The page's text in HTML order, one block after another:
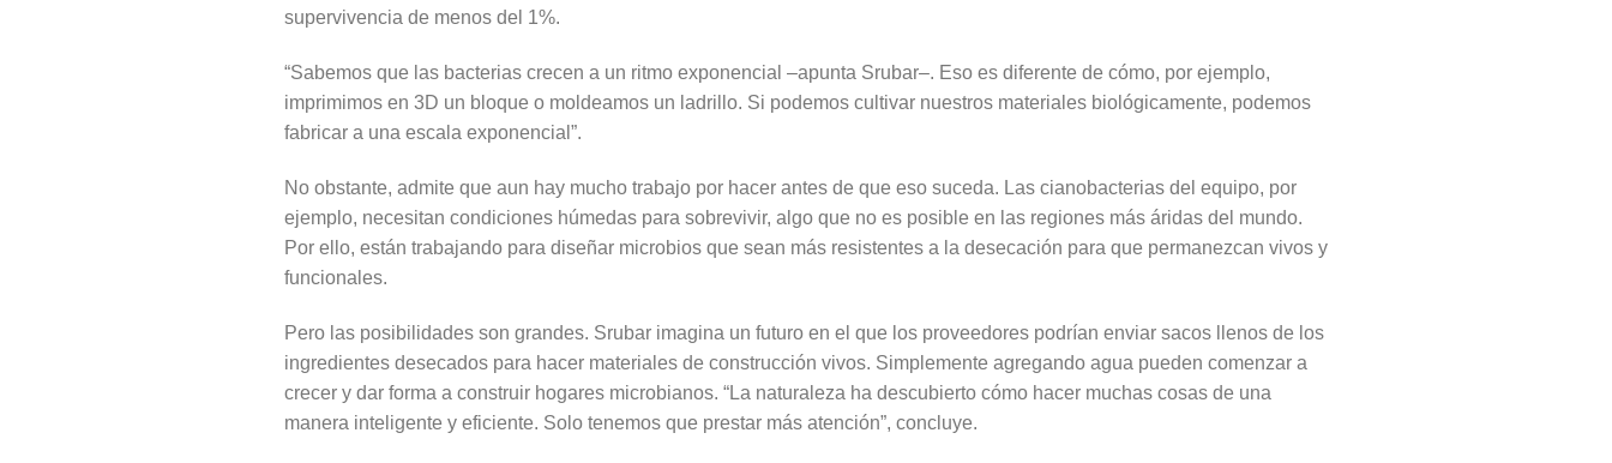
supervivencia de menos del 1%.
“Sabemos que las bacterias crecen a un ritmo exponencial –apunta Srubar–. Eso es diferente de cómo, por ejemplo,
imprimimos en 3D un bloque o moldeamos un ladrillo. Si podemos cultivar nuestros materiales biológicamente, podemos
fabricar a una escala exponencial”.
No obstante, admite que aun hay mucho trabajo por hacer antes de que eso suceda. Las cianobacterias del equipo, por
ejemplo, necesitan condiciones húmedas para sobrevivir, algo que no es posible en las regiones más áridas del mundo.
Por ello, están trabajando para diseñar microbios que sean más resistentes a la desecación para que permanezcan vivos y
funcionales.
Pero las posibilidades son grandes. Srubar imagina un futuro en el que los proveedores podrían enviar sacos llenos de los
ingredientes desecados para hacer materiales de construcción vivos. Simplemente agregando agua pueden comenzar a
crecer y dar forma a construir hogares microbianos. “La naturaleza ha descubierto cómo hacer muchas cosas de una
manera inteligente y eficiente. Solo tenemos que prestar más atención”, concluye.